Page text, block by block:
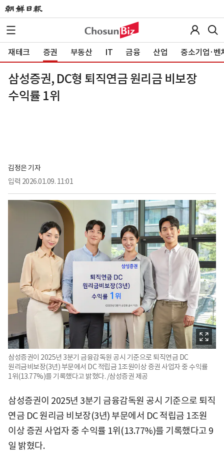
재테크 증권 부동산 IT 금융 산업 중소기업·벤
삼성증권, DC형 퇴직연금 원리금 비보장
수익률 1위
김정은 기자
입력 2026.01.09. 11:01
삼성증권이 2025년 3분기 금융감독원 공시 기준으로 퇴직연금 DC
원리금비보장(3년) 부문에서 DC 적립금 1조원이상 증권 사업자 중 수익률
1위(13.77%)를 기록했다고 밝혔다. /삼성증권 제공
삼성증권이 2025년 3분기 금융감독원 공시 기준으로 퇴직
연금 DC 원리금 비보장(3년) 부문에서 DC 적립금 1조원
이상 증권 사업자 중 수익률 1위(13.77%)를 기록했다고 9
일 밝혔다.